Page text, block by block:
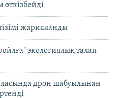
жарияланды
экологиялық талап
дрон шабуылынан